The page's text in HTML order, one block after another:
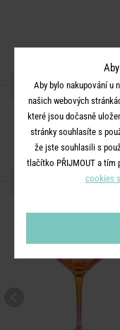
DALŠÍ
Aby bylo nakupování u
našich webových
které jsou dočasně
stránky souhlasíte s
že jste souhlasili s
tlačítko PŘIJMOUT a tím
cookies